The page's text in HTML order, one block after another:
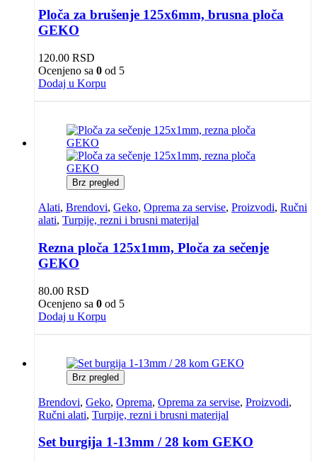
Ploča za brušenje 125x6mm, brusna ploča
GEKO
120.00 RSD
Ocenjeno sa 0 od 5
Dodaj u Korpu
Brz pregled
Alati, Brendovi, Geko, Oprema za servise, Proizvodi, Ručni
alati, Turpije, rezni i brusni materijal
Rezna ploča 125x1mm, Ploča za sečenje
GEKO
80.00 RSD
Ocenjeno sa 0 od 5
Dodaj u Korpu
Brz pregled
Brendovi, Geko, Oprema, Oprema za servise, Proizvodi,
Ručni alati, Turpije, rezni i brusni materijal
Set burgija 1-13mm / 28 kom GEKO